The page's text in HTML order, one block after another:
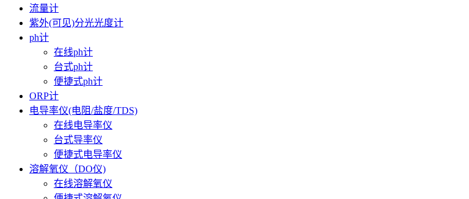
流量计
紫外(可见)分光光度计
ph计
在线ph计
台式ph计
便捷式ph计
ORP计
电导率仪(电阻/盐度/TDS)
在线电导率仪
台式导率仪
便捷式电导率仪
溶解氧仪（DO仪)
在线溶解氧仪